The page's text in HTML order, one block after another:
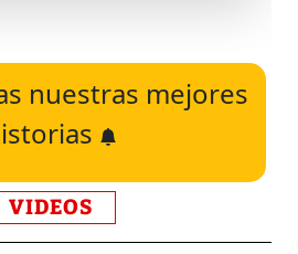
nuestras mejores
VIDEOS